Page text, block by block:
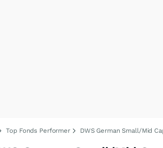
Top Fonds Performer DWS German Small/Mid